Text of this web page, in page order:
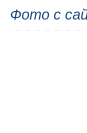
Фото с